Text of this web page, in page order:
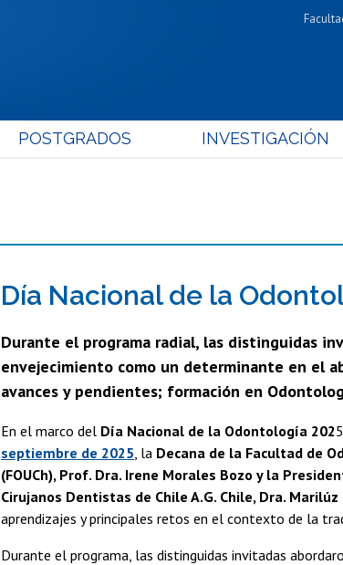
Cs.
POSTGRADOS INVESTIGACIÓN
Día Nacional de la
Durante el programa radial, las distinguidas
envejecimiento como un determinante en el
avances y pendientes; formación en
En el marco del Día Nacional de la Odontología 202
septiembre de 2025 , la Decana de la Facultad de
(FOUCh), Prof. Dra. Irene Morales Bozo y la
Cirujanos Dentistas de Chile A.G. Chile, Dra.
aprendizajes y principales retos en el contexto de la
Durante el programa, las distinguidas invitadas